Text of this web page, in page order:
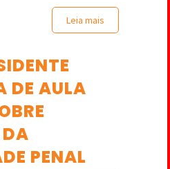
Leia mais
DE AULA
PENAL